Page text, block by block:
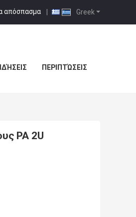
Greek
απόσπασμα |
ΠΕΡΙΠΤΏΣΕΙΣ
PA 2U